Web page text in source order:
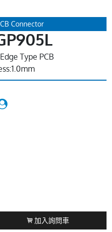
Connector
Type PCB
加入詢問車